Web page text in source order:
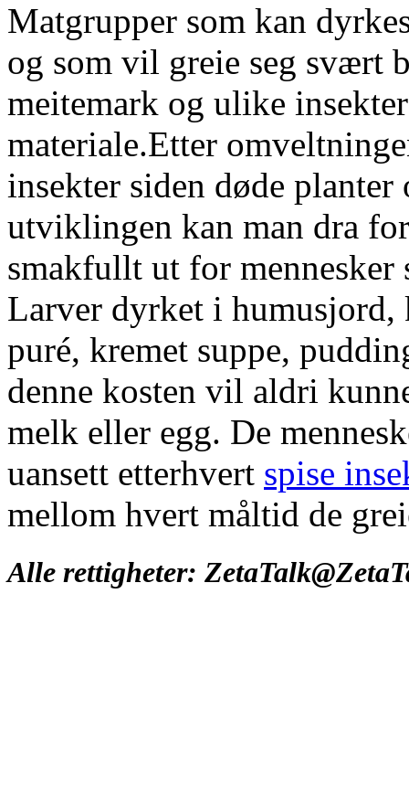
Matgrupper som kan
og som vil greie seg svært
meitemark og ulike
materiale.Etter
insekter siden døde
utviklingen kan man dra
smakfullt ut for mennesker
Larver dyrket i
puré, kremet suppe,
denne kosten vil aldri
melk eller egg. De
uansett etterhvert spise
mellom hvert måltid de
Alle rettigheter: